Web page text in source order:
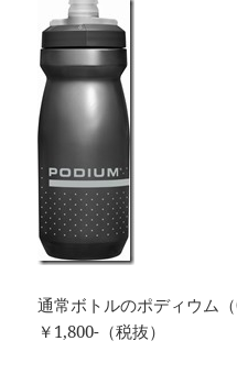
通常ボトルのポディウム（
￥1,800-（税抜）